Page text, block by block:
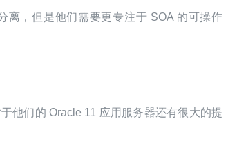
离，但是他们需要更专注于 SOA 的可操作
他们的 Oracle 11 应用服务器还有很大的提